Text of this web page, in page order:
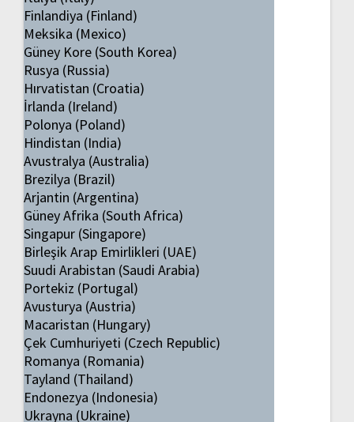
Finlandiya (Finland)
Meksika (Mexico)
Güney Kore (South Korea)
Rusya (Russia)
Hırvatistan (Croatia)
İrlanda (Ireland)
Polonya (Poland)
Hindistan (India)
Avustralya (Australia)
Brezilya (Brazil)
Arjantin (Argentina)
Güney Afrika (South Africa)
Singapur (Singapore)
Birleşik Arap Emirlikleri (UAE)
Suudi Arabistan (Saudi Arabia)
Portekiz (Portugal)
Avusturya (Austria)
Macaristan (Hungary)
Çek Cumhuriyeti (Czech Republic)
Romanya (Romania)
Tayland (Thailand)
Endonezya (Indonesia)
Ukrayna (Ukraine)